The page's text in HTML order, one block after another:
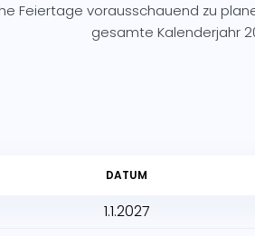
Feiertage vorausschauend zu
gesamte Kalenderjahr
DATUM
1.1.2027